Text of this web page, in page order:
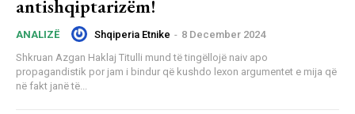
antishqiptarizëm!
ANALIZË Shqiperia Etnike - 8 December 2024
Shkruan Azgan Haklaj Titulli mund të tingëllojë naiv apo
propagandistik por jam i bindur që kushdo lexon argumentet e mija që
në fakt janë të...